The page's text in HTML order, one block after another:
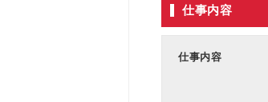
仕事内容
仕事内容